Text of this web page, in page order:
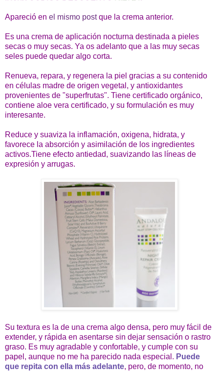
Apareció en el mismo postque la crema anterior.
Es una crema de aplicación nocturna destinada a pieles
secas o muy secas. Ya os adelanto que a las muy secas
seles puede quedar algo corta.
Renueva, repara, y regenera la piel gracias a su contenido
en células madre de origen vegetal, y antioxidantes
provenientes de "superfrutas". Tiene certificado orgánico,
contiene aloe vera certificado, y su formulación es muy
interesante.
Reduce y suaviza la inflamación, oxigena, hidrata, y
favorece la absorción y asimilación de los ingredientes
activos.Tiene efecto antiedad, suavizando las líneas de
expresión y arrugas.
Su textura es la de una crema algo densa, pero muy fácil de
extender, y rápida en asentarse sin dejar sensación o rastro
graso. Es muy agradable y confortable, y cumple con su
papel, aunque no me ha parecido nada especial. Puede
que repita con ella más adelante, pero, de momento, no